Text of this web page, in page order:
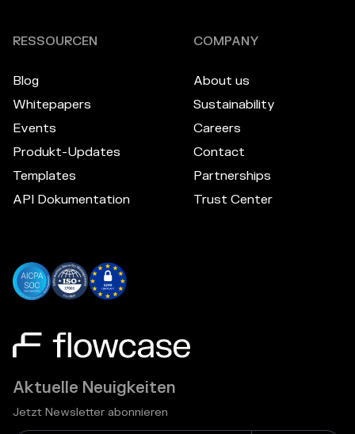
Aktuelle Neuigkeiten
Jetzt Newsletter abonnieren
RESSOURCEN
Blog
Whitepapers
Events
Produkt-Updates
Templates
API Dokumentation
COMPANY
About us
Sustainability
Careers
Contact
Partnerships
Trust Center